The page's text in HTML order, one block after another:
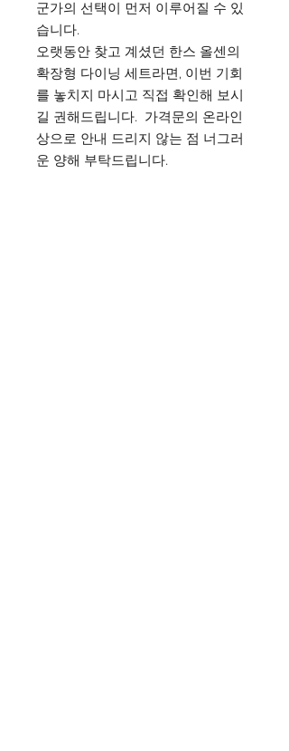
군가의 선택이 먼저 이루어질 수 있
습니다.
오랫동안 찾고 계셨던 한스 올센의
확장형 다이닝 세트라면, 이번 기회
를 놓치지 마시고 직접 확인해 보시
길 권해드립니다. 가격문의 온라인
상으로 안내 드리지 않는 점 너그러
운 양해 부탁드립니다.